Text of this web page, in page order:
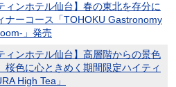
ィンホテル仙台】春の東北を存分に
ナーコース「TOHOKU Gastronomy
」発売
ィンホテル仙台】高層階からの景色
桜色に心ときめく期間限定ハイティ
High Tea」